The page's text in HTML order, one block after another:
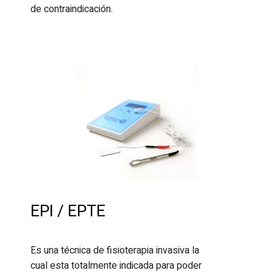
de contraindicación.
EPI / EPTE
Es una técnica de fisioterapia invasiva la
cual esta totalmente indicada para poder